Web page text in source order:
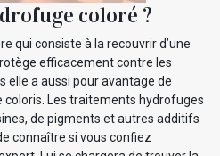
coloré ?
qui consiste à la recouvrir d’une
efficacement contre les
elle a aussi pour avantage de
coloris. Les traitements hydrofuges
de pigments et autres additifs
connaître si vous confiez